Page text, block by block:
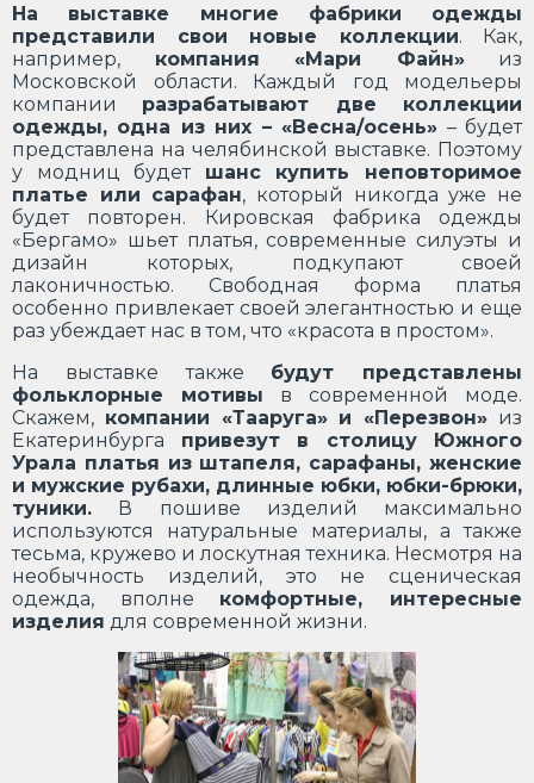
На выставке многие фабрики одежды
представили свои новые коллекции. Как,
например, компания «Мари Файн»из
Московской области. Каждый год модельеры
компании разрабатывают две коллекции
одежды, одна из них – «Весна/осень» – будет
представлена на челябинской выставке. Поэтому
у модниц будет шанс купить неповторимое
платье или сарафан, который никогда уже не
будет повторен. Кировская фабрика одежды
«Бергамо» шьет платья, современные силуэты и
дизайн которых, подкупают своей
лаконичностью. Свободная форма платья
особенно привлекает своей элегантностью и еще
раз убеждает нас в том, что «красота в простом».
На выставке также будут представлены
фольклорные мотивы в современной моде.
Скажем, компании «Тааруга» и «Перезвон» из
Екатеринбурга привезут в столицу Южного
Урала платья из штапеля, сарафаны, женские
и мужские рубахи, длинные юбки, юбки-брюки,
туники. В пошиве изделий максимально
используются натуральные материалы, а также
тесьма, кружево и лоскутная техника. Несмотря на
необычность изделий, это не сценическая
одежда, вполне комфортные, интересные
изделия для современной жизни.